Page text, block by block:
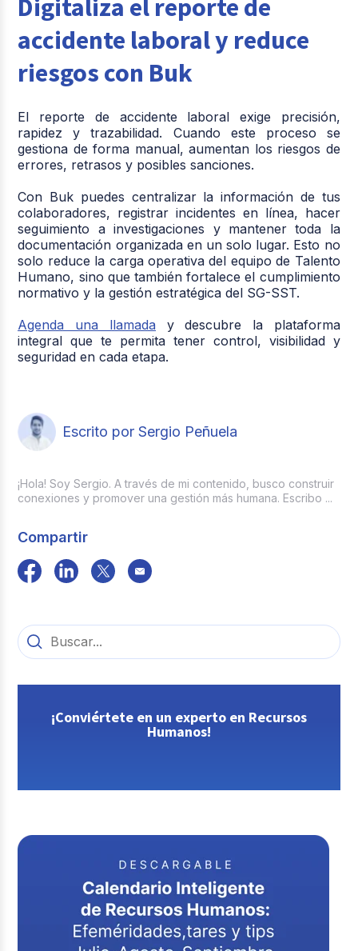
Digitaliza el reporte de
accidente laboral y reduce
riesgos con Buk
El reporte de accidente laboral exige precisión,
rapidez y trazabilidad. Cuando este proceso se
gestiona de forma manual, aumentan los riesgos de
errores, retrasos y posibles sanciones.
Con Buk puedes centralizar la información de tus
colaboradores, registrar incidentes en línea, hacer
seguimiento a investigaciones y mantener toda la
documentación organizada en un solo lugar. Esto no
solo reduce la carga operativa del equipo de Talento
Humano, sino que también fortalece el cumplimiento
normativo y la gestión estratégica del SG-SST.
Agenda una llamada y descubre la plataforma
integral que te permita tener control, visibilidad y
seguridad en cada etapa.
Escrito por Sergio Peñuela
¡Hola! Soy Sergio. A través de mi contenido, busco construir
conexiones y promover una gestión más humana. Escribo ...
Compartir
¡Conviértete en un experto en Recursos
Humanos!